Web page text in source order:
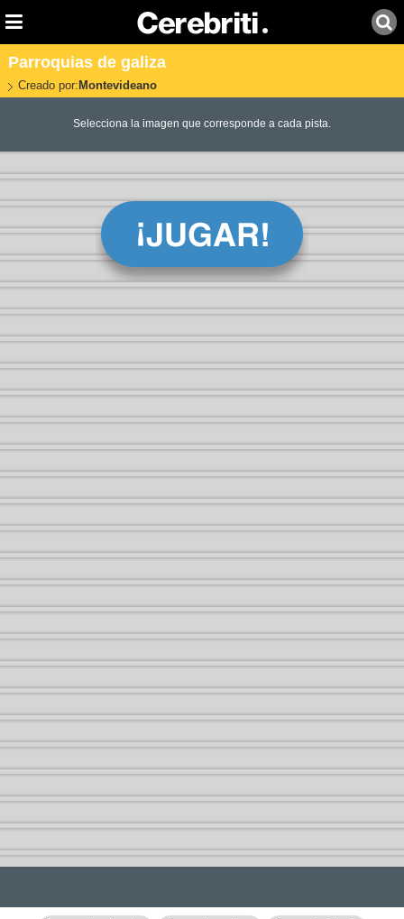
Parroquias de galiza
Creado por: Montevideano
Selecciona la imagen que corresponde a cada pista.